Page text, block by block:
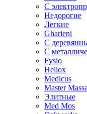
С
Недорогие
Легкие
Gharieni
С
С
Fysio
Heliox
Medicus
Master
Элитные
Med Mos